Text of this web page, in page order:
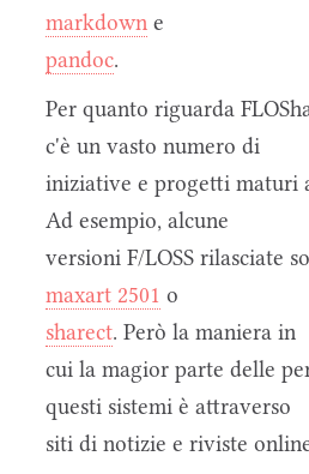
markdown e
pandoc.
Per quanto riguarda
c'è un vasto numero di
iniziative e progetti maturi
Ad esempio, alcune
versioni F/LOSS rilasciate
maxart 2501 o
sharect. Però la maniera in
cui la magior parte delle
questi sistemi è attraverso
siti di notizie e riviste